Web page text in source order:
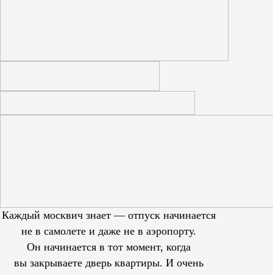
Каждый москвич знает — отпуск начинается
не в самолете и даже не в аэропорту.
Он начинается в тот момент, когда
вы закрываете дверь квартиры. И очень